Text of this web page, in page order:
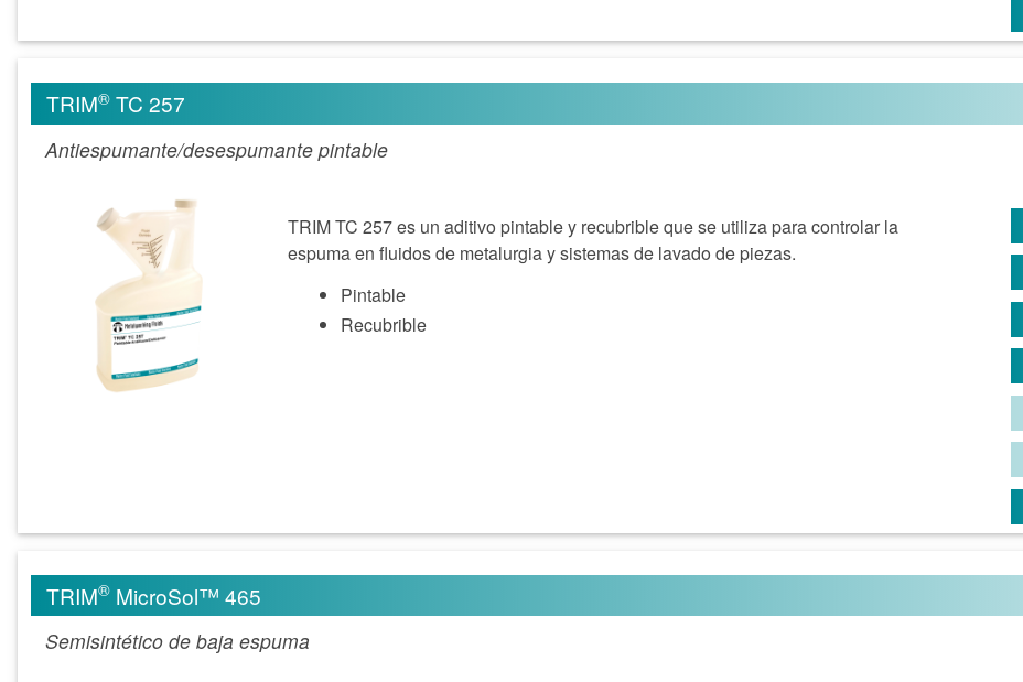
TRIM® TC 257
Antiespumante/desespumante pintable
TRIM TC 257 es un aditivo pintable y recubrible que se utiliza para controlar la
espuma en fluidos de metalurgia y sistemas de lavado de piezas.
Pintable
Recubrible
TRIM® MicroSol™ 465
Semisintético de baja espuma